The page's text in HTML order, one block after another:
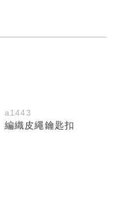
a1443
編織皮繩鑰匙扣